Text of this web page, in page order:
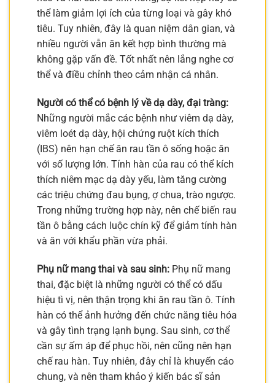
thể làm giảm lợi ích của từng loại và gây khó
tiêu. Tuy nhiên, đây là quan niệm dân gian, và
nhiều người vẫn ăn kết hợp bình thường mà
không gặp vấn đề. Tốt nhất nên lắng nghe cơ
thể và điều chỉnh theo cảm nhận cá nhân.
Người có thể có bệnh lý về dạ dày, đại tràng:
Những người mắc các bệnh như viêm dạ dày,
viêm loét dạ dày, hội chứng ruột kích thích
(IBS) nên hạn chế ăn rau tần ô sống hoặc ăn
với số lượng lớn. Tính hàn của rau có thể kích
thích niêm mạc dạ dày yếu, làm tăng cường
các triệu chứng đau bụng, ợ chua, trào ngược.
Trong những trường hợp này, nên chế biến rau
tần ô bằng cách luộc chín kỹ để giảm tính hàn
và ăn với khẩu phần vừa phải.
Phụ nữ mang thai và sau sinh: Phụ nữ mang
thai, đặc biệt là những người có thể có dấu
hiệu tì vị, nên thận trọng khi ăn rau tần ô. Tính
hàn có thể ảnh hưởng đến chức năng tiêu hóa
và gây tình trạng lạnh bụng. Sau sinh, cơ thể
cần sự ấm áp để phục hồi, nên cũng nên hạn
chế rau hàn. Tuy nhiên, đây chỉ là khuyến cáo
chung, và nên tham khảo ý kiến bác sĩ sản